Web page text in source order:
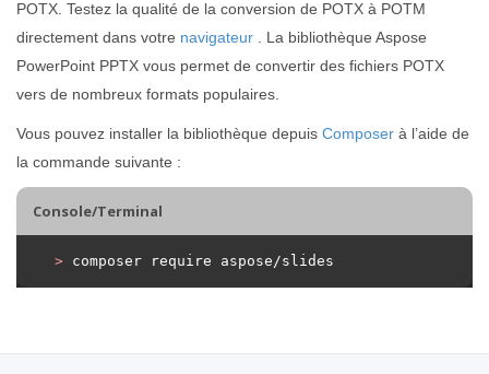
POTX. Testez la qualité de la conversion de POTX à POTM
directement dans votre navigateur . La bibliothèque Aspose
PowerPoint PPTX vous permet de convertir des fichiers POTX
vers de nombreux formats populaires.
Vous pouvez installer la bibliothèque depuis Composer à l’aide de
la commande suivante :
Console/Terminal
> composer require aspose/slides